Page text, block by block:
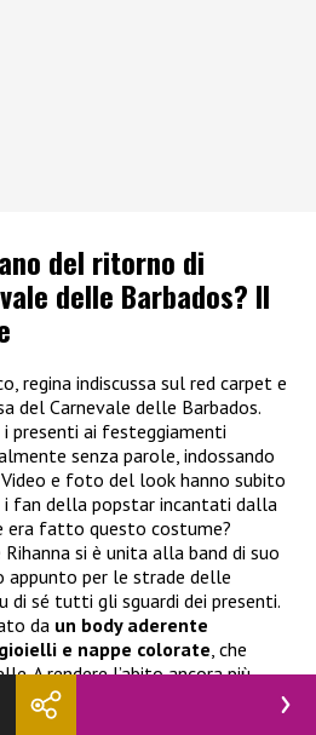
del ritorno di
delle Barbados? Il
regina indiscussa sul red carpet e
del Carnevale delle Barbados.
presenti ai festeggiamenti
senza parole, indossando
e foto del look hanno subito
fan della popstar incantati dalla
era fatto questo costume?
si è unita alla band di suo
per le strade delle
di sé tutti gli sguardi dei presenti.
da un body aderente
e nappe colorate , che
A rendere l’abito ancora più
copricapo ricoperto di brillantini
che arrivava fino a terra.